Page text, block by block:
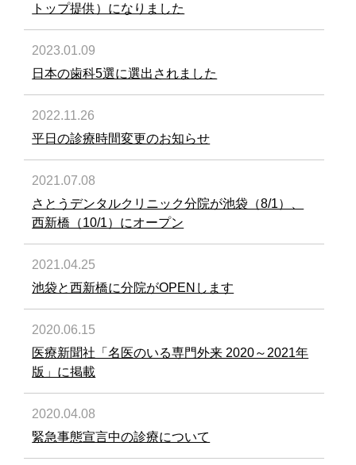
トップ提供）になりました
2023.01.09
日本の歯科5選に選出されました
2022.11.26
平日の診療時間変更のお知らせ
2021.07.08
さとうデンタルクリニック分院が池袋（8/1）、
西新橋（10/1）にオープン
2021.04.25
池袋と西新橋に分院がOPENします
2020.06.15
医療新聞社「名医のいる専門外来 2020～2021年
版」に掲載
2020.04.08
緊急事態宣言中の診療について